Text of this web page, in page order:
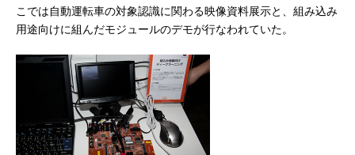
こでは自動運転車の対象認識に関わる映像資料展示と、組み込み
用途向けに組んだモジュールのデモが行なわれていた。